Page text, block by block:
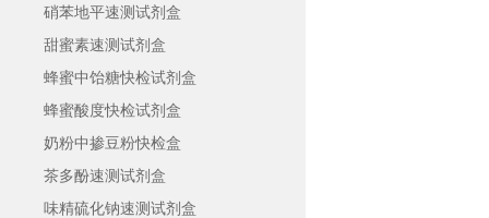
硝苯地平速测试剂盒
甜蜜素速测试剂盒
蜂蜜中饴糖快检试剂盒
蜂蜜酸度快检试剂盒
奶粉中掺豆粉快检盒
​茶多酚速测试剂盒
味精硫化钠速测试剂盒